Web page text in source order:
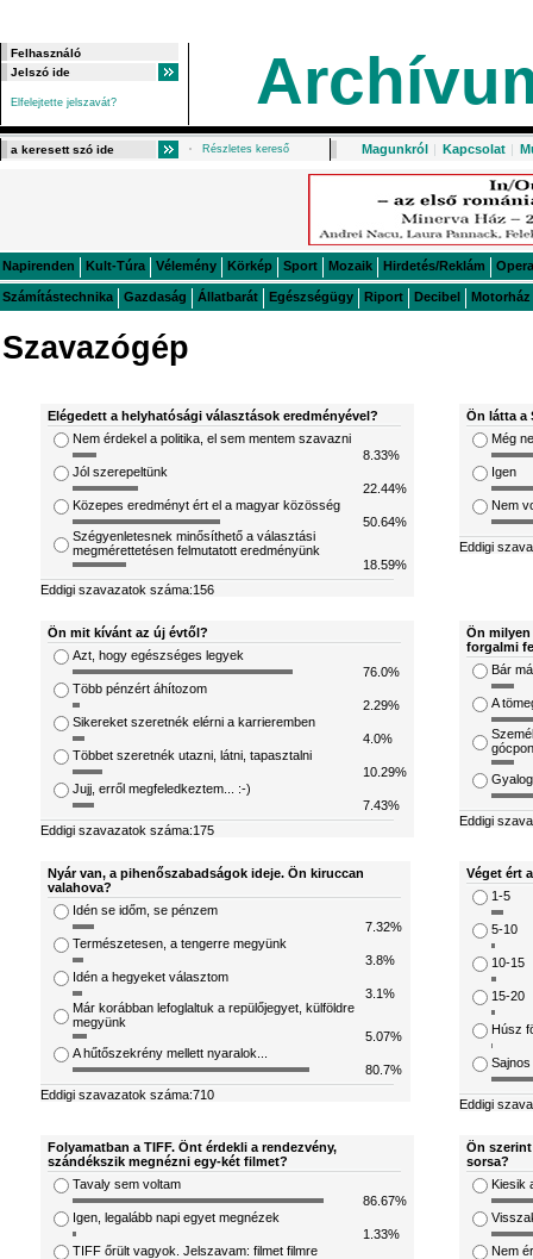
Elfelejtette jelszavát?
Részletes kereső Magunkról | Kapcsolat |
Napirenden Kult-Túra Vélemény Körkép Sport Mozaik Hirdetés/Reklám Opera
Számítástechnika Gazdaság Állatbarát Egészségügy Riport Decibel Motorház
Szavazógép
Elégedett a helyhatósági választások eredményével?
Nem érdekel a politika, el sem mentem szavazni
8.33%
Jól szerepeltünk
22.44%
Közepes eredményt ért el a magyar közösség
50.64%
Szégyenletesnek minősíthető a választási
megmérettetésen felmutatott eredményünk
18.59%
Eddigi szavazatok száma:156
Ön látta a
Még
Igen
Nem
Eddigi
Ön mit kívánt az új évtől?
Azt, hogy egészséges legyek
76.0%
Több pénzért áhítozom
2.29%
Sikereket szeretnék elérni a karrieremben
4.0%
Többet szeretnék utazni, látni, tapasztalni
10.29%
Jujj, erről megfeledkeztem... :-)
7.43%
Eddigi szavazatok száma:175
Ön
forgalmi
Bár
A
Eddigi
Nyár van, a pihenőszabadságok ideje. Ön kiruccan
valahova?
Idén se időm, se pénzem
7.32%
Természetesen, a tengerre megyünk
3.8%
Idén a hegyeket választom
3.1%
Már korábban lefoglaltuk a repülőjegyet, külföldre
megyünk
5.07%
A hűtőszekrény mellett nyaralok...
80.7%
Eddigi szavazatok száma:710
Véget ért
1-5
5-10
10-15
15-20
Húsz
Eddigi
Folyamatban a TIFF. Önt érdekli a rendezvény,
szándékszik megnézni egy-két filmet?
Tavaly sem voltam
86.67%
Igen, legalább napi egyet megnézek
1.33%
TIFF őrült vagyok. Jelszavam: filmet filmre
Ön
sorsa?
Kiesik
Nem